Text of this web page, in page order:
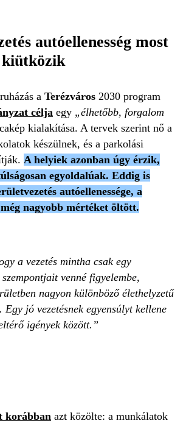
autóellenesség most
kiütközik
a Terézváros 2030 program
célja egy „élhetőbb, forgalom
kialakítása. A tervek szerint nő a
készülnek, és a parkolási
A helyiek azonban úgy érzik,
egyoldalúak. Eddig is
autóellenessége, a
nagyobb mértéket öltött.
a vezetés mintha csak egy
szempontjait venné figyelembe,
nagyon különböző élethelyzetű
Egy jó vezetésnek egyensúlyt kellene
igények között.
korábban azt közölte: a munkálatok